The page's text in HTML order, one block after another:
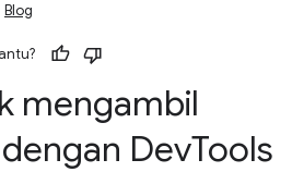
Blog
mengambil
DevTools